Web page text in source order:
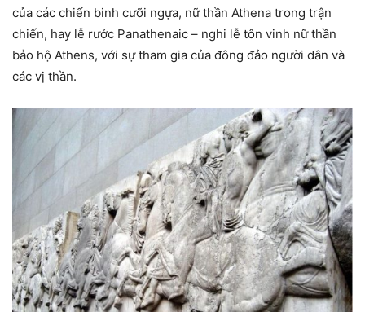
của các chiến binh cưỡi ngựa, nữ thần Athena trong trận
chiến, hay lễ rước Panathenaic – nghi lễ tôn vinh nữ thần
bảo hộ Athens, với sự tham gia của đông đảo người dân và
các vị thần.